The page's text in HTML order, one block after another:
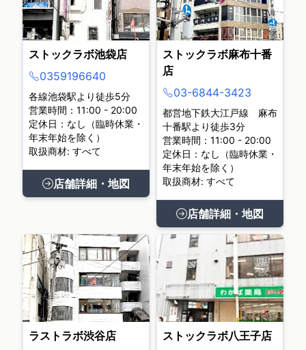
ストックラボ池袋店
0359196640
各線池袋駅より徒歩5分
営業時間：11:00 - 20:00
定休日：なし（臨時休業・
年末年始を除く）
取扱商材: すべて
店舗詳細・地図
ストックラボ麻布十番
店
03-6844-3423
都営地下鉄大江戸線 麻布
十番駅より徒歩3分
営業時間：11:00 - 20:00
定休日：なし（臨時休業・
年末年始を除く）
取扱商材: すべて
店舗詳細・地図
ラストラボ渋谷店
ストックラボ八王子店